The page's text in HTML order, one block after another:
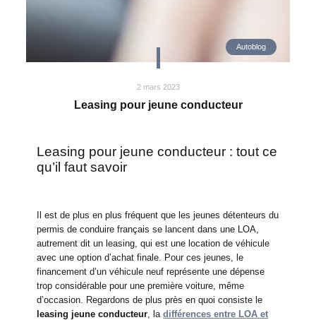
Autoblog
2 mars 2023
Leasing pour jeune conducteur
Leasing pour jeune conducteur : tout ce
qu’il faut savoir
Il est de plus en plus fréquent que les jeunes détenteurs du
permis de conduire français se lancent dans une LOA,
autrement dit un leasing, qui est une location de véhicule
avec une option d’achat finale. Pour ces jeunes, le
financement d’un véhicule neuf représente une dépense
trop considérable pour une première voiture, même
d’occasion. Regardons de plus près en quoi consiste le
leasing jeune conducteur , ladifférences entre LOA et